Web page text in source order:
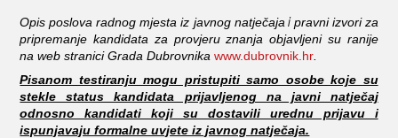
Opis poslova radnog mjesta iz javnog natječaja ipravni izvori za
pripremanje kandidata za provjeru znanja objavljeni su ranije
na web stranici Grada Dubrovnikawww.dubrovnik.hr
Pisanom testiranju mogu pristupiti samo osobe koje su
stekle status kandidata prijavljenog na javni natječaj
odnosno kandidati koji su dostavili urednu prijavu i
ispunjavaju formalne uvjete iz javnog natječaja.